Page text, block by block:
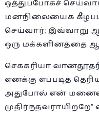
ஒத்துப்போகச்
மனநிலையைக்
செய்வார்; இவ்வாறு
ஒரு மக்களினத்தை
செக்கரியா
எனக்கு எப்படித்
அதுபோல் என்